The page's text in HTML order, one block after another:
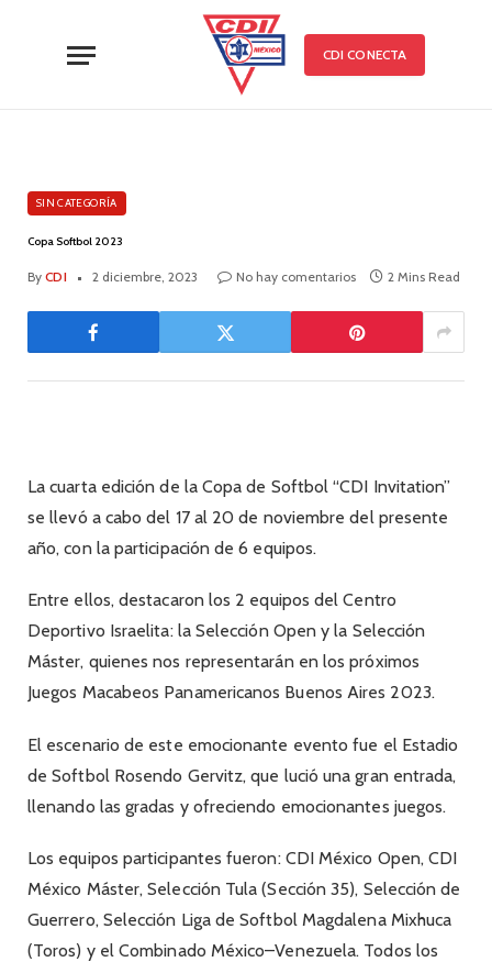
CDI CONECTA
SIN CATEGORÍA
Copa Softbol 2023
By CDI 2 diciembre, 2023 No hay comentarios 2 Mins Read
La cuarta edición de la Copa de Softbol “CDI Invitation”
se llevó a cabo del 17 al 20 de noviembre del presente
año, con la participación de 6 equipos.
Entre ellos, destacaron los 2 equipos del Centro
Deportivo Israelita: la Selección Open y la Selección
Máster, quienes nos representarán en los próximos
Juegos Macabeos Panamericanos Buenos Aires 2023.
El escenario de este emocionante evento fue el Estadio
de Softbol Rosendo Gervitz, que lució una gran entrada,
llenando las gradas y ofreciendo emocionantes juegos.
Los equipos participantes fueron: CDI México Open, CDI
México Máster, Selección Tula (Sección 35), Selección de
Guerrero, Selección Liga de Softbol Magdalena Mixhuca
(Toros) y el Combinado México–Venezuela. Todos los